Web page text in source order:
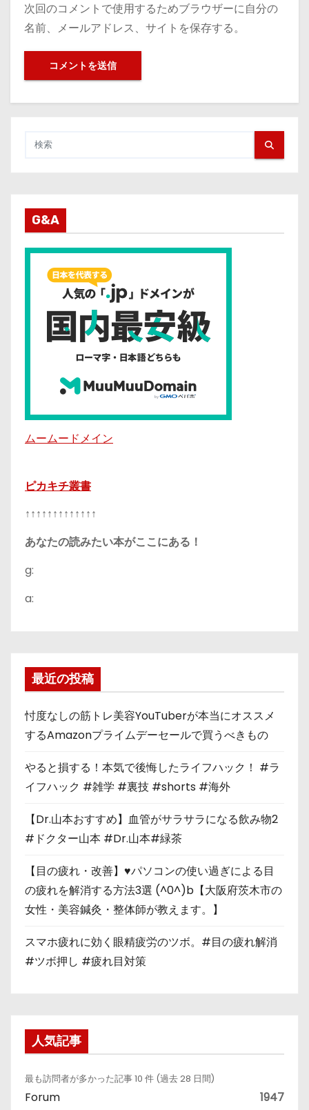
次回のコメントで使用するためブラウザーに自分の
名前、メールアドレス、サイトを保存する。
G&A
ムームードメイン
ピカキチ叢書
↑↑↑↑↑↑↑↑↑↑↑↑↑
あなたの読みたい本がここにある！
g:
a:
最近の投稿
忖度なしの筋トレ美容YouTuberが本当にオススメ
するAmazonプライムデーセールで買うべきもの
やると損する！本気で後悔したライフハック！ #ラ
イフハック #雑学 #裏技 #shorts #海外
【Dr.山本おすすめ】血管がサラサラになる飲み物2
#ドクター山本 #Dr.山本#緑茶
【目の疲れ・改善】♥パソコンの使い過ぎによる目
の疲れを解消する方法3選 (^0^)b【大阪府茨木市の
女性・美容鍼灸・整体師が教えます。】
スマホ疲れに効く眼精疲労のツボ。#目の疲れ解消
#ツボ押し #疲れ目対策
人気記事
最も訪問者が多かった記事 10 件 (過去 28 日間)
Forum 1947